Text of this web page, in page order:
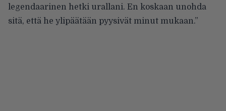
legendaarinen hetki urallani. En koskaan unohda
sitä, että he ylipäätään pyysivät minut mukaan.”